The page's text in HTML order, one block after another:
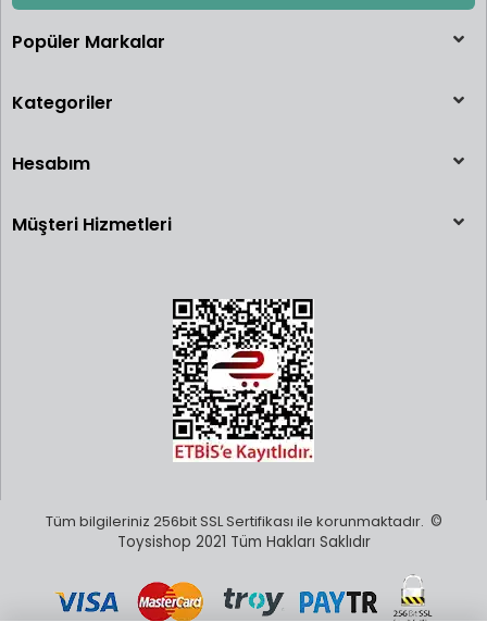
Popüler Markalar
Kategoriler
Hesabım
Müşteri Hizmetleri
Tüm bilgileriniz 256bit SSL Sertifikası ile korunmaktadır. ©
Toysishop 2021 Tüm Hakları Saklıdır